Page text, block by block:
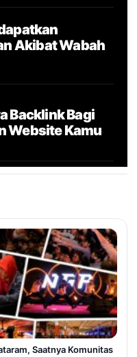
Akibat Wabah
Backlink Bagi
Website Kamu
Saatnya Komunitas